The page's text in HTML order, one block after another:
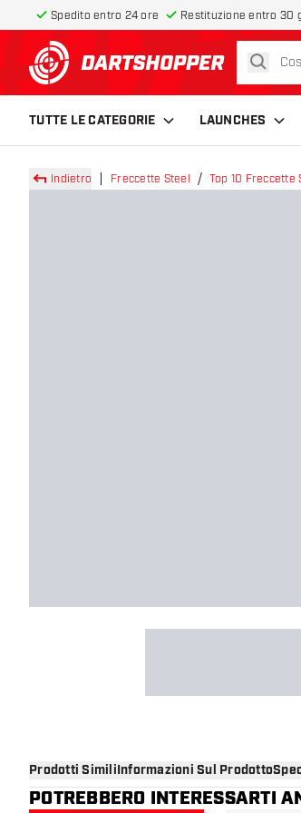
Spedito entro 24 ore Restituzione entro 30
torna alla home page
cerca
TUTTE LE CATEGORIE LAUNCHES
Indietro Freccette Steel Top 10 Freccette
Prodotti SimiliInformazioni Sul Prodotto
POTREBBERO INTERESSARTI